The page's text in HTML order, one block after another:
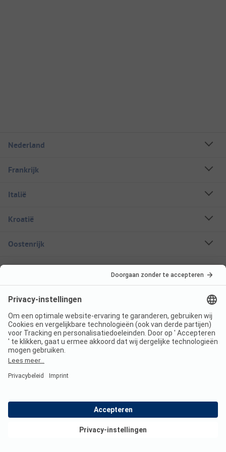
Nederland
Frankrijk
Italië
Kroatië
Oostenrijk
Een stacaravan huren
Over ANWB Camping
Volg ons